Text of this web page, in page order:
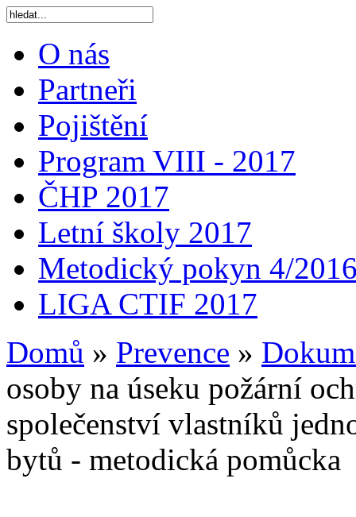
O nás
Partneři
Pojištění
Program VIII - 2017
ČHP 2017
Letní školy 2017
Metodický pokyn 4/
LIGA CTIF 2017
Domů » Prevence »
osoby na úseku požární
společenství vlastníků
bytů - metodická pomůcka